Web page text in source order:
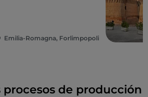
Emilia-Romagna, Forlimpopoli
procesos de producción